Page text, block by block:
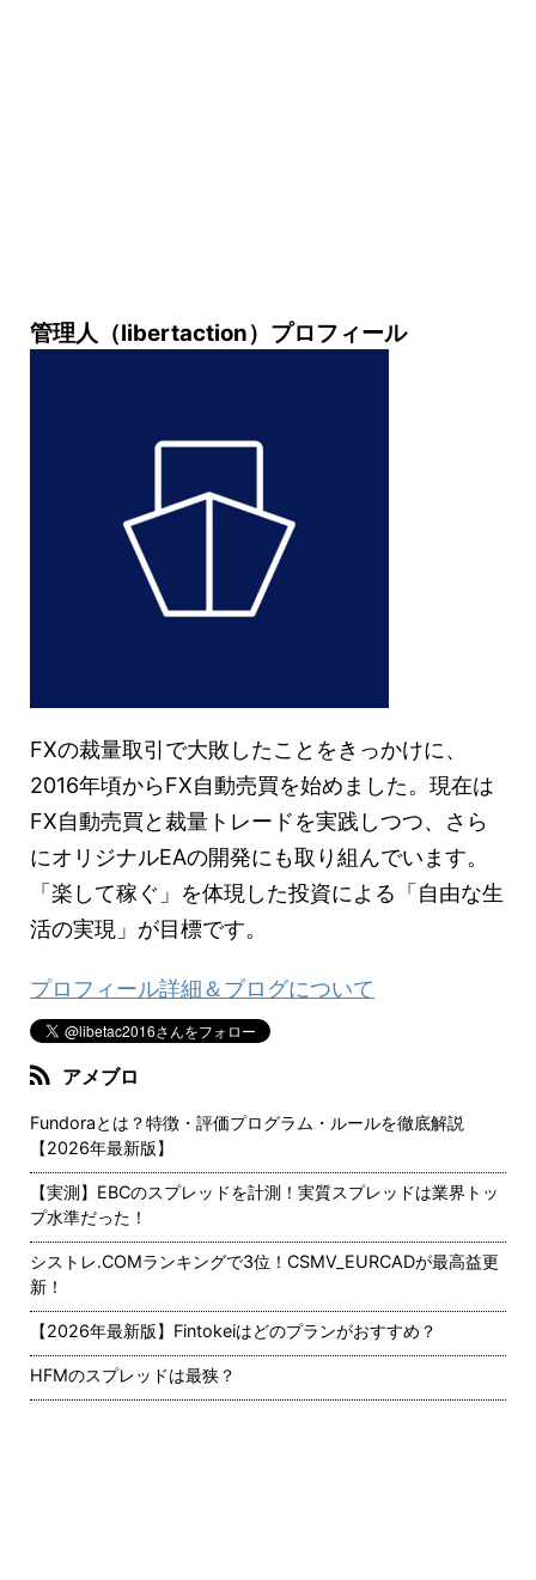
管理人（libertaction）プロフィール
FXの裁量取引で大敗したことをきっかけに、
2016年頃からFX自動売買を始めました。現在は
FX自動売買と裁量トレードを実践しつつ、さら
にオリジナルEAの開発にも取り組んでいます。
「楽して稼ぐ」を体現した投資による「自由な生
活の実現」が目標です。
プロフィール詳細＆ブログについて
アメブロ
Fundoraとは？特徴・評価プログラム・ルールを徹底解説
【2026年最新版】
【実測】EBCのスプレッドを計測！実質スプレッドは業界トッ
プ水準だった！
シストレ.COMランキングで3位！CSMV_EURCADが最高益更
新！
【2026年最新版】Fintokeiはどのプランがおすすめ？
HFMのスプレッドは最狭？